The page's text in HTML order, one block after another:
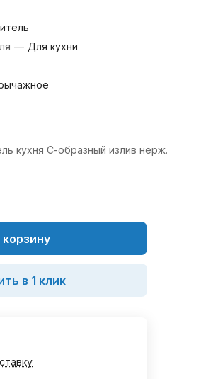
— Для кухни
кухня С-образный излив нерж.
корзину
в 1 клик